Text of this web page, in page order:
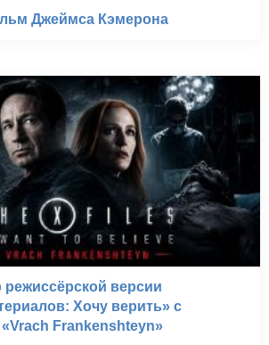
Джеймса Кэмерона
версии
Хочу верить» с
Frankenshteyn»